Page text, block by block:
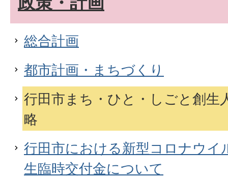
総合計画
都市計画・まちづくり
行田市まち・ひと・しごと創生
略
行田市における新型コロナウイ
生臨時交付金について